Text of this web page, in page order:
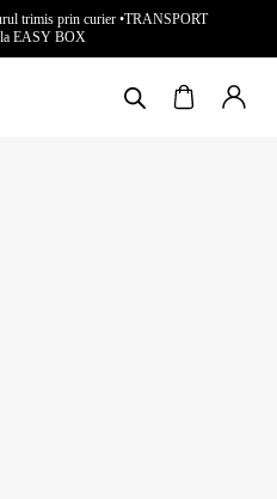
trimis prin curier •TRANSPORT
EASY BOX